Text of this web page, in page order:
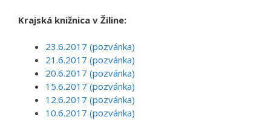
Krajská knižnica v Žiline:
23.6.2017 (pozvánka)
21.6.2017 (pozvánka)
20.6.2017 (pozvánka)
15.6.2017 (pozvánka)
12.6.2017 (pozvánka)
10.6.2017 (pozvánka)